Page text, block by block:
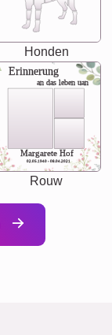
Honden
Erinnerung
an das leben uan
Margarete Hof
02.05.1940 - 08.04.2021
Rouw